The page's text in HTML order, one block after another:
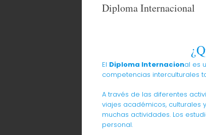
Diploma Internacional
El Diploma Internacional es
competencias interculturales
A través de las diferentes
viajes académicos, culturales
muchas actividades. Los
personal.